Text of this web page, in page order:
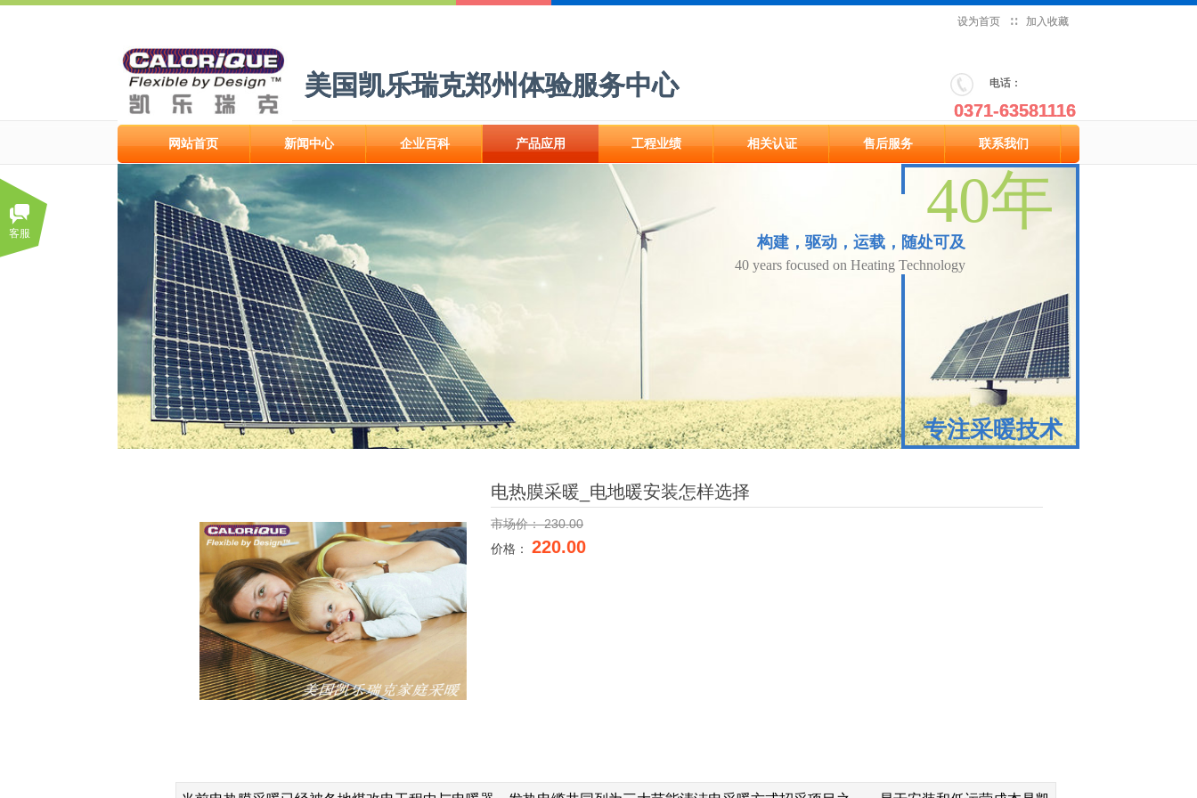
设为首页 ∷ 加入收藏
设为首页 ∷ 加入收藏
美国凯乐瑞克郑州体验服务中心
美国凯乐瑞克郑州体验服务中心 ​电话：
​电话：
0371-63581116
0371-63581116
网站首页 新闻中心 企业百科 产品应用 工程业绩 相关认证 售后服务 联系我们
网站首页 新闻中心 企业百科 产品应用 工程业绩 相关认证 售后服务 联系我们
40年
40年
构建，驱动，运载，随处可及
40 years focused on Heating Technology
构建，驱动，运载，随处可及
40 years focused on Heating Technology
专注采暖技术
专注采暖技术
电热膜采暖_电地暖安装怎样选择
市场价：230.00
价格： 220.00
客服